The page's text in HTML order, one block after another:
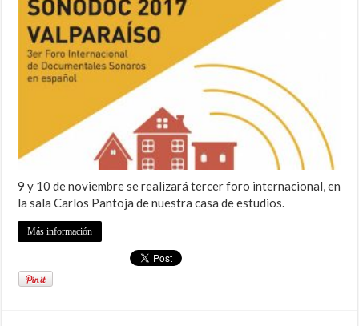
9 y 10 de noviembre se realizará tercer foro internacional, en
la sala Carlos Pantoja de nuestra casa de estudios.
Más información